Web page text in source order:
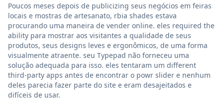
Poucos meses depois de publicizing seus negócios em feiras
locais e mostras de artesanato, rbia shades estava
procurando uma maneira de vender online. eles required the
ability para mostrar aos visitantes a qualidade de seus
produtos, seus designs leves e ergonômicos, de uma forma
visualmente atraente. seu Typepad não forneceu uma
solução adequada para isso. eles tentaram um different
third-party apps antes de encontrar o powr slider e nenhum
deles parecia fazer parte do site e eram desajeitados e
difíceis de usar.